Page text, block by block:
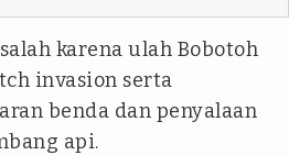
karena ulah Bobotoh
invasion serta
benda dan penyalaan
api.